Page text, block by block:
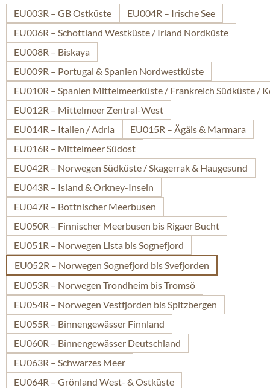
EU003R – GB Ostküste
EU004R – Irische See
EU006R – Schottland Westküste / Irland Nordküste
EU008R – Biskaya
EU009R – Portugal & Spanien Nordwestküste
EU010R – Spanien Mittelmeerküste / Frankreich Südküste /
EU012R – Mittelmeer Zentral-West
EU014R – Italien / Adria
EU015R – Ägäis & Marmara
EU016R – Mittelmeer Südost
EU042R – Norwegen Südküste / Skagerrak & Haugesund
EU043R – Island & Orkney-Inseln
EU047R – Bottnischer Meerbusen
EU050R – Finnischer Meerbusen bis Rigaer Bucht
EU051R – Norwegen Lista bis Sognefjord
EU052R – Norwegen Sognefjord bis Svefjorden
EU053R – Norwegen Trondheim bis Tromsö
EU054R – Norwegen Vestfjorden bis Spitzbergen
EU055R – Binnengewässer Finnland
EU060R – Binnengewässer Deutschland
EU063R – Schwarzes Meer
EU064R – Grönland West- & Ostküste